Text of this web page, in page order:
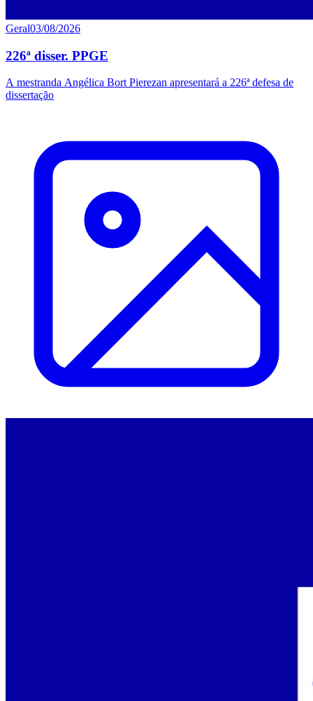
Geral03/08/2026
226ª disser. PPGE
A mestranda Angélica Bort Pierezan apresentará a 226ª defesa de
dissertação